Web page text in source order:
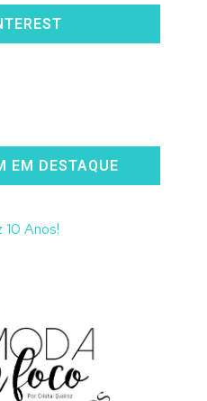
EM DESTAQUE
Anos!